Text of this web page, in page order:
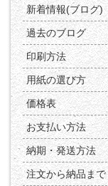
新着情報(ブログ)
過去のブログ
印刷方法
用紙の選び方
価格表
お支払い方法
納期・発送方法
注文から納品まで